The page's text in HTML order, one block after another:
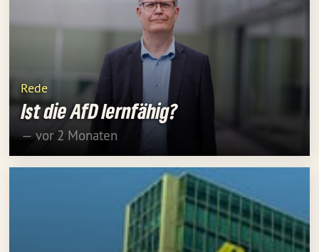
Rede
Ist die AfD lernfähig?
— vor 2 Monaten